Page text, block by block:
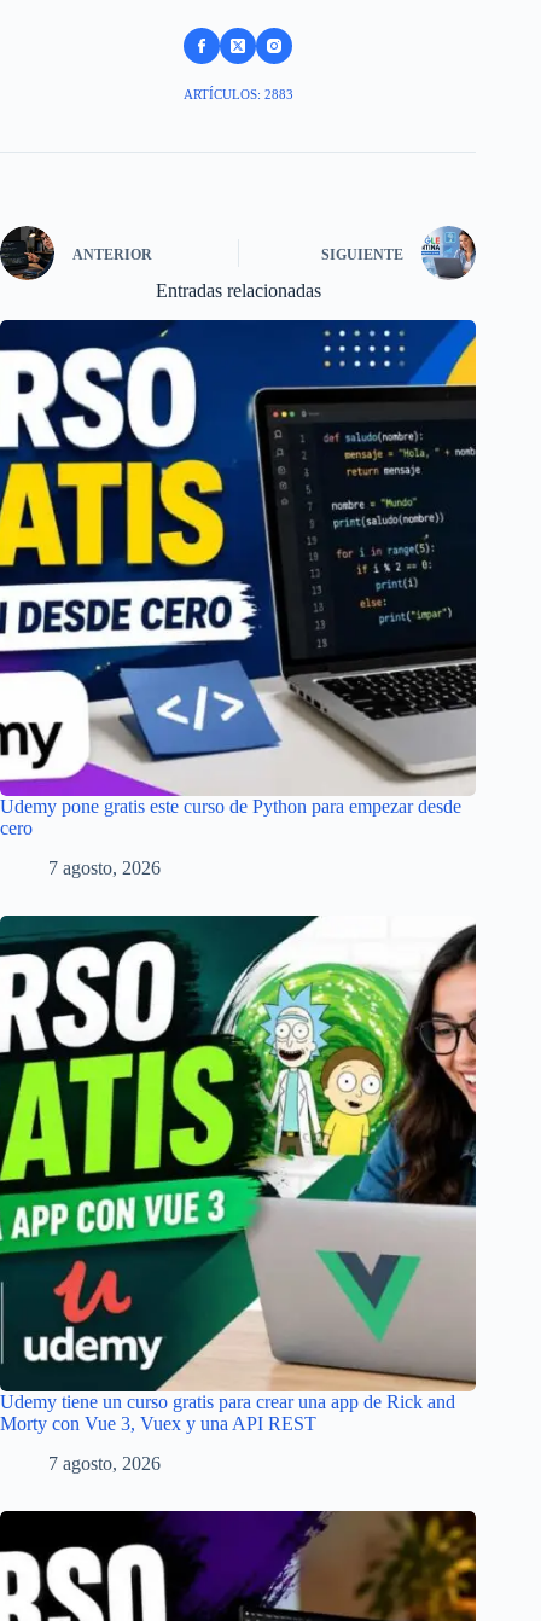
ARTÍCULOS: 2883
ANTERIOR SIGUIENTE
Entradas relacionadas
Udemy pone gratis este curso de Python para empezar desde
cero
7 agosto, 2026
Udemy tiene un curso gratis para crear una app de Rick and
Morty con Vue 3, Vuex y una API REST
7 agosto, 2026